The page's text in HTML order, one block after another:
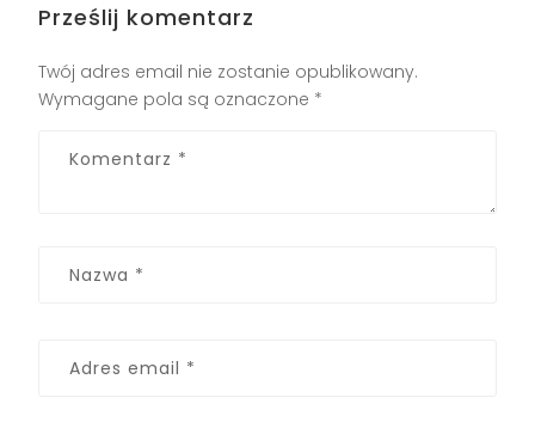
Prześlij komentarz
Twój adres email nie zostanie opublikowany.
Wymagane pola są oznaczone *